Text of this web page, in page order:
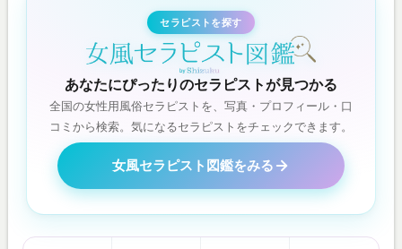
セラピストを探す
あなたにぴったりのセラピストが見つかる
全国の女性用風俗セラピストを、写真・プロフィール・口
コミから検索。気になるセラピストをチェックできます。
女風セラピスト図鑑をみる